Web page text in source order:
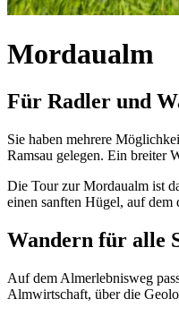
Mordaualm
Für Radler und
Sie haben mehrere
Ramsau gelegen. Ein breiter
Die Tour zur Mordaualm ist
einen sanften Hügel, auf
Wandern für alle
Auf dem Almerlebnisweg
Almwirtschaft, über die